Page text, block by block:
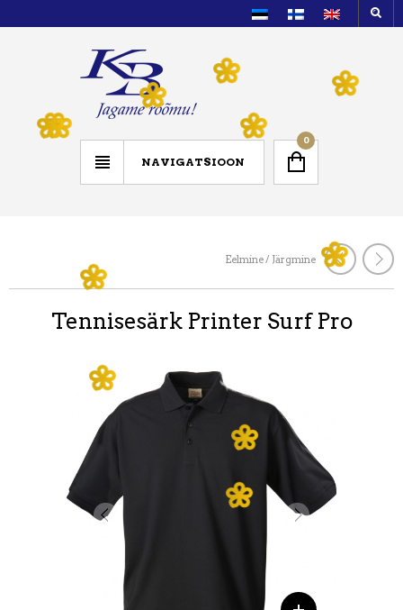
NAVIGATSIOON
0
Eelmine / Järgmine
Tennisesärk Printer Surf Pro